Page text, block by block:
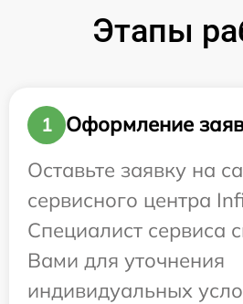
Этапы
1
Оформление
Оставьте заявку на
сервисного центра
Специалист сервиса
Вами для уточнения
индивидуальных